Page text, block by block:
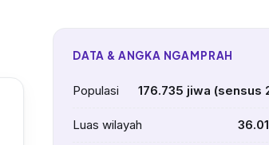
DATA & ANGKA NGAMPRAH
Populasi 176.735 jiwa (sensus
Luas wilayah